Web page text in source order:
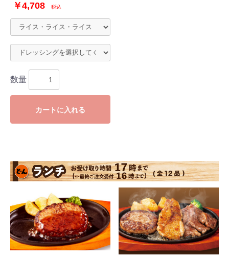
￥4,708 税込
数量
カートに入れる